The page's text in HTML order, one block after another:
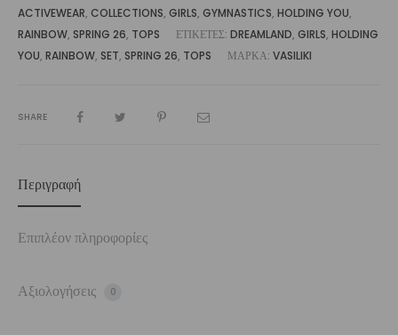
ACTIVEWEAR, COLLECTIONS, GIRLS, GYMNASTICS, HOLDING YOU,
RAINBOW, SPRING 26, TOPS ΕΤΙΚΈΤΕΣ: DREAMLAND, GIRLS, HOLDING
YOU, RAINBOW, SET, SPRING 26, TOPS ΜΆΡΚΑ: VASILIKI
SHARE
Περιγραφή
Επιπλέον πληροφορίες
Αξιολογήσεις 0